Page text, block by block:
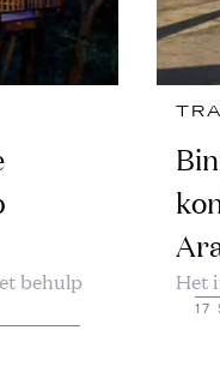
behulp
Het
17